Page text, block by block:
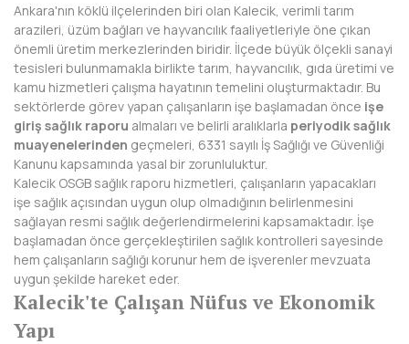
ANTALYA
ARDAHAN
ARTVİN
AYDIN
BALIKESİR
BARTIN
BATMAN
BAYBURT
BİLECİK
Ankara'nın köklü ilçelerinden biri olan Kalecik, verimli tarım
arazileri, üzüm bağları ve hayvancılık faaliyetleriyle öne çıkan
önemli üretim merkezlerinden biridir. İlçede büyük ölçekli sanayi
tesisleri bulunmamakla birlikte tarım, hayvancılık, gıda üretimi ve
kamu hizmetleri çalışma hayatının temelini oluşturmaktadır. Bu
sektörlerde görev yapan çalışanların işe başlamadan önce işe
giriş sağlık raporu almaları ve belirli aralıklarla periyodik sağlık
muayenelerinden geçmeleri, 6331 sayılı İş Sağlığı ve Güvenliği
Kanunu kapsamında yasal bir zorunluluktur.
Kalecik OSGB sağlık raporu hizmetleri, çalışanların yapacakları
işe sağlık açısından uygun olup olmadığının belirlenmesini
sağlayan resmi sağlık değerlendirmelerini kapsamaktadır. İşe
başlamadan önce gerçekleştirilen sağlık kontrolleri sayesinde
hem çalışanların sağlığı korunur hem de işverenler mevzuata
uygun şekilde hareket eder.
Kalecik'te Çalışan Nüfus ve Ekonomik
Yapı